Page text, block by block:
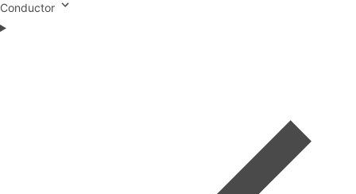
Conductor